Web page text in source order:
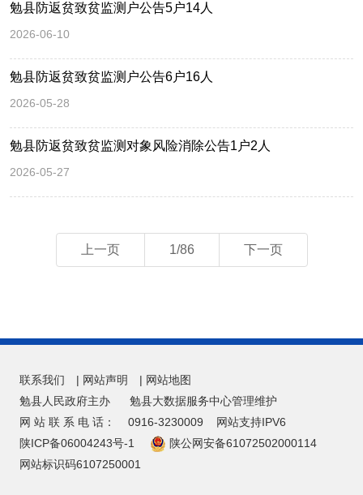
勉县防返贫致贫监测户公告5户14人
2026-06-10
勉县防返贫致贫监测户公告6户16人
2026-05-28
勉县防返贫致贫监测对象风险消除公告1户2人
2026-05-27
上一页 1/86 下一页
联系我们 | 网站声明 | 网站地图
勉县人民政府主办
勉县大数据服务中心管理维护
网 站 联 系 电 话：
0916-3230009
网站支持IPV6
陕ICP备06004243号-1
陕公网安备61072502000114
网站标识码6107250001